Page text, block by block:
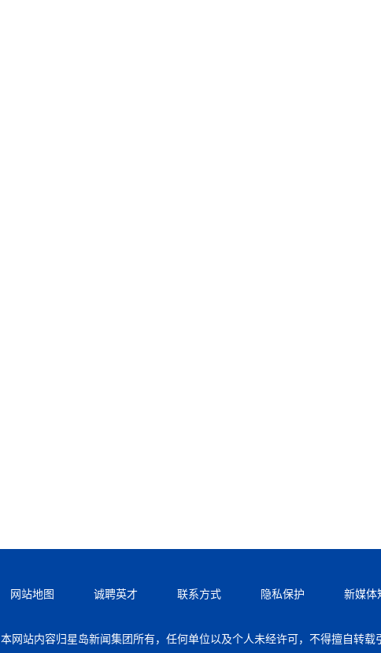
网站地图 诚聘英才 联系方式 隐私保护 新媒体
本网站内容归星岛新闻集团所有，任何单位以及个人未经许可，不得擅自转载